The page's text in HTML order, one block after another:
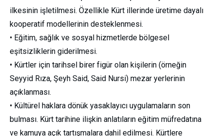
ilkesinin işletilmesi. Özellikle Kürt illerinde üretime dayalı
kooperatif modellerinin desteklenmesi.
• Eğitim, sağlık ve sosyal hizmetlerde bölgesel
eşitsizliklerin giderilmesi.
• Kürtler için tarihsel birer figür olan kişilerin (örneğin
Seyyid Rıza, Şeyh Said, Said Nursi) mezar yerlerinin
açıklanması.
• Kültürel haklara dönük yasaklayıcı uygulamaların son
bulması. Kürt tarihine ilişkin anlatıların eğitim müfredatına
ve kamuya açık tartışmalara dahil edilmesi. Kürtlere